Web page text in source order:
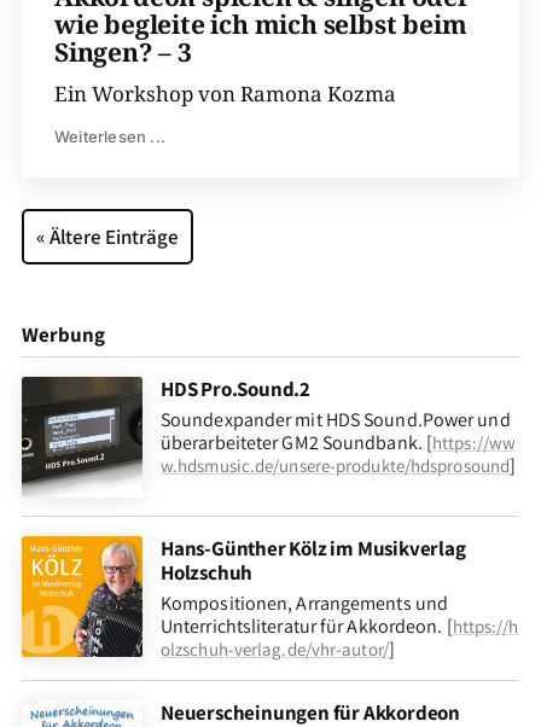
wie begleite ich mich selbst beim
Singen? – 3
Ein Workshop von Ramona Kozma
Weiterlesen ...
« Ältere Einträge
Werbung
HDS Pro.Sound.2
Soundexpander mit HDS Sound.Power und
überarbeiteter GM2 Soundbank. [https://ww
w.hdsmusic.de/unsere-produkte/hdsprosound]
Hans-Günther Kölz im Musikverlag
Holzschuh
Kompositionen, Arrangements und
Unterrichtsliteratur für Akkordeon. [https://h
olzschuh-verlag.de/vhr-autor/]
Neuerscheinungen für Akkordeon